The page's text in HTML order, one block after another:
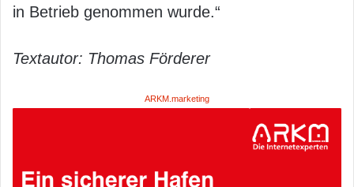
in Betrieb genommen wurde.“
Textautor: Thomas Förderer
ARKM.marketing